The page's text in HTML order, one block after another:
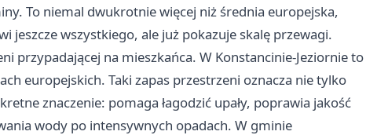
To niemal dwukrotnie więcej niż średnia europejska,
jeszcze wszystkiego, ale już pokazuje skalę przewagi.
przypadającej na mieszkańca. W Konstancinie-Jeziornie to
europejskich. Taki zapas przestrzeni oznacza nie tylko
znaczenie: pomaga łagodzić upały, poprawia jakość
wody po intensywnych opadach. W gminie